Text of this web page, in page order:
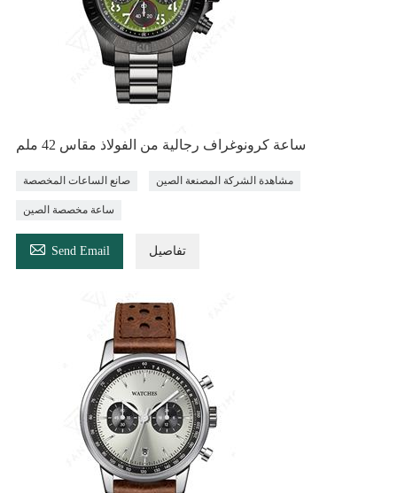
ساعة كرونوغراف رجالية من الفولاذ مقاس 42 ملم
صانع الساعات المخصصة مشاهدة الشركة المصنعة الصين
ساعة مخصصة الصين
 Send Email تفاصيل